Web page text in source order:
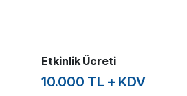
Etkinlik Ücreti
10.000 TL + KDV